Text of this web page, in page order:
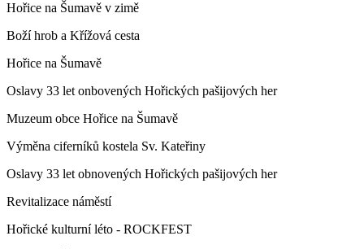
Hořice na Šumavě v zimě
Boží hrob a Křížová cesta
Hořice na Šumavě
Oslavy 33 let onbovených Hořických pašijových her
Muzeum obce Hořice na Šumavě
Výměna ciferníků kostela Sv. Kateřiny
Oslavy 33 let obnovených Hořických pašijových her
Revitalizace náměstí
Hořické kulturní léto - ROCKFEST